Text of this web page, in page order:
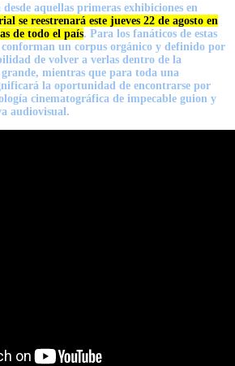
aquellas primeras exhibiciones en
se reestrenará este jueves 22 de agosto en
de todo el país. Para los fanáticos de estas
conforman un corpus orgánico y definido por
de volver a verlas dentro de la
mientras que para toda una
la oportunidad de encontrarse por
cinematográfica de impecable guion y
audiovisual.